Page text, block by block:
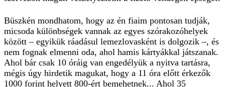
Büszkén mondhatom, hogy az én fiaim pontosan tudják,
micsoda különbségek vannak az egyes szórakozóhelyek
között – egyikük ráadásul lemezlovasként is dolgozik –, és
nem fognak elmenni oda, ahol hamis kártyákkal játszanak.
Ahol bár csak 10 óráig van engedélyük a nyitva tartásra,
mégis úgy hirdetik magukat, hogy a 11 óra előtt érkezők
1000 forint helyett 800-ért bemehetnek... Ahol 35